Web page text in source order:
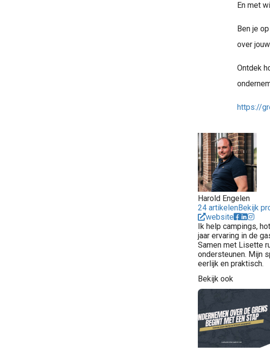
En met
Ben je
over
Ontdek
https://
Harold Engelen
24 artikelenBekijk
website
Ik help campings,
jaar ervaring in de
Samen met Lisette
ondersteunen. Mijn
eerlijk en praktisch.
Bekijk ook